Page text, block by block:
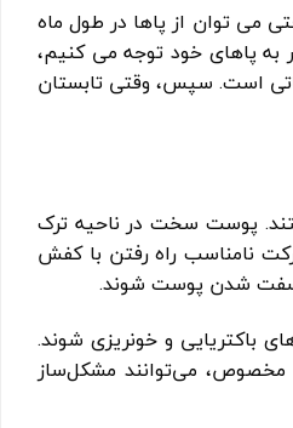
می توان از پاها در طول ماه
پاهای خود توجه می کنیم،
است. سپس، وقتی تابستان
پوست سخت در ناحیه ترک
نامناسب راه رفتن با کفش
سفت شدن پوست شوند.
باکتریایی و خونریزی شوند.
می‌توانند مشکل‌ساز